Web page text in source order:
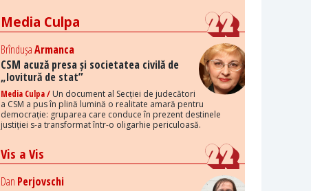
Media Culpa
BrîndușaArmanca
CSM acuză presa și societatea civilă de
„lovitură de stat”
Media Culpa / Un document al Secției de judecători
a CSM a pus în plină lumină o realitate amară pentru
democrație: gruparea care conduce în prezent destinele
justiției s-a transformat într-o oligarhie periculoasă.
Vis a Vis
Dan Perjovschi